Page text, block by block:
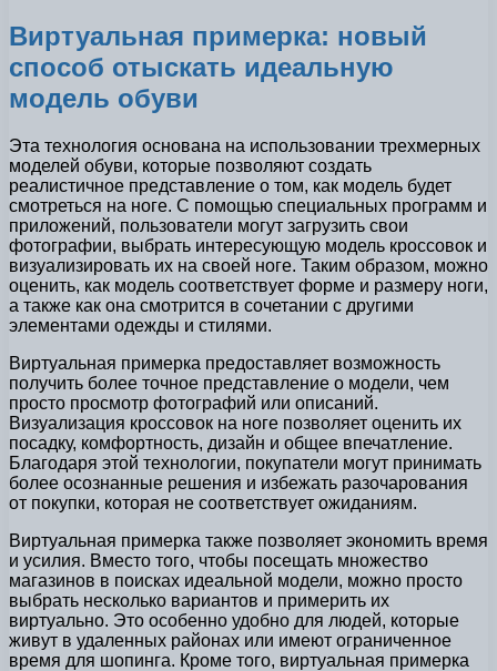
Виртуальная примерка: новый
способ отыскать идеальную
модель обуви
Эта технология основана на использовании трехмерных
моделей обуви, которые позволяют создать
реалистичное представление о том, как модель будет
смотреться на ноге. С помощью специальных программ и
приложений, пользователи могут загрузить свои
фотографии, выбрать интересующую модель кроссовок и
визуализировать их на своей ноге. Таким образом, можно
оценить, как модель соответствует форме и размеру ноги,
а также как она смотрится в сочетании с другими
элементами одежды и стилями.
Виртуальная примерка предоставляет возможность
получить более точное представление о модели, чем
просто просмотр фотографий или описаний.
Визуализация кроссовок на ноге позволяет оценить их
посадку, комфортность, дизайн и общее впечатление.
Благодаря этой технологии, покупатели могут принимать
более осознанные решения и избежать разочарования
от покупки, которая не соответствует ожиданиям.
Виртуальная примерка также позволяет экономить время
и усилия. Вместо того, чтобы посещать множество
магазинов в поисках идеальной модели, можно просто
выбрать несколько вариантов и примерить их
виртуально. Это особенно удобно для людей, которые
живут в удаленных районах или имеют ограниченное
время для шопинга. Кроме того, виртуальная примерка